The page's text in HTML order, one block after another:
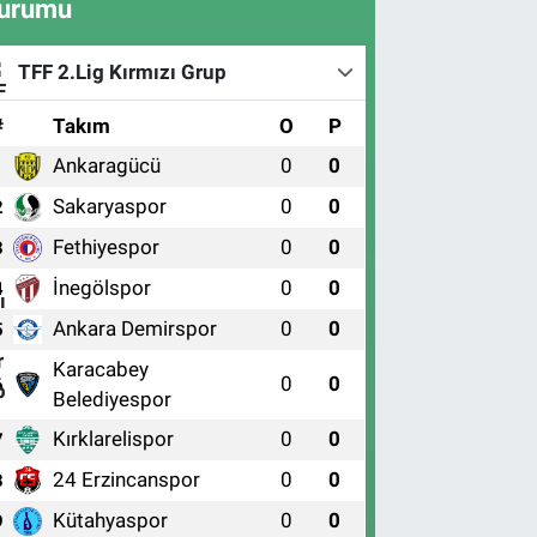
TFF 2.Lig Kırmızı Grup
Takım O P
Ankaragücü 0 0
Sakaryaspor 0 0
Fethiyespor 0 0
İnegölspor 0 0
Ankara Demirspor 0 0
Karacabey
Belediyespor
0 0
Kırklarelispor 0 0
24 Erzincanspor 0 0
Kütahyaspor 0 0